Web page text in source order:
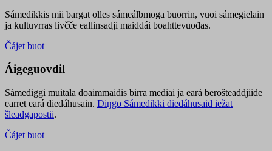
Sámedikkis mii bargat olles sámeálbmoga buorrin, vuoi sámegielain
ja kultuvrras livčče eallinsadji maiddái boahttevuođas.
Čájet buot
Áigeguovdil
Sámediggi muitala doaimmaidis birra mediai ja eará berošteaddjiide
earret eará dieđáhusain. Diŋgo Sámedikki dieđáhusaid iežat
šleađgapostii.
Čájet buot